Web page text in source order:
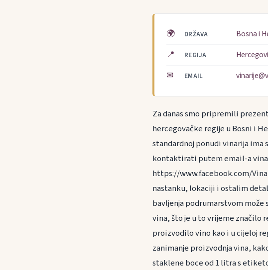
🌍 DRŽAVA Bosna i
📍 REGIJA
✉ EMAIL
Za danas smo pripremili
hercegovačke regije u Bosni i
standardnoj ponudi vinarija ima
kontaktirati putem email-a
https://www.facebook.com/
nastanku, lokaciji i ostalim
bavljenja podrumarstvom može
vina, što je u to vrijeme značilo
proizvodilo vino kao i u cijeloj
zanimanje proizvodnja vina,
staklene boce od 1 litra s